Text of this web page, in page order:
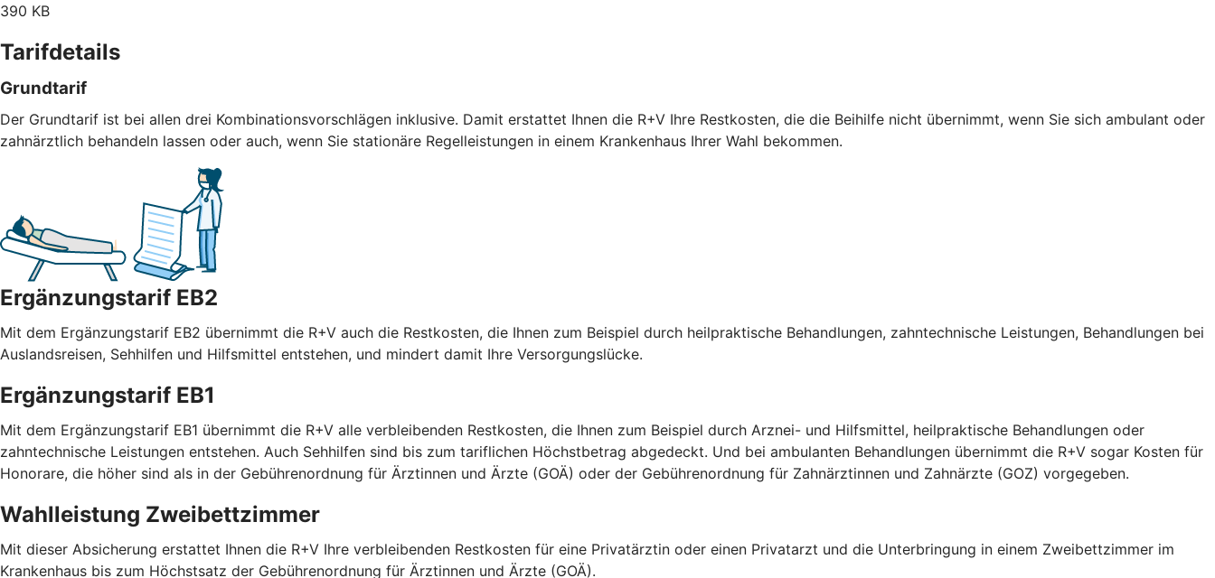
390 KB
Tarifdetails
Grundtarif
Der Grundtarif ist bei allen drei Kombinationsvorschlägen inklusive. Damit erstattet Ihnen die R+V Ihre Restkosten, die die Beihilfe nicht übernimmt, wenn Sie sich ambulant oder
zahnärztlich behandeln lassen oder auch, wenn Sie stationäre Regelleistungen in einem Krankenhaus Ihrer Wahl bekommen.
Ergänzungstarif EB2
Mit dem Ergänzungstarif EB2 übernimmt die R+V auch die Restkosten, die Ihnen zum Beispiel durch heilpraktische Behandlungen, zahntechnische Leistungen, Behandlungen bei
Auslandsreisen, Sehhilfen und Hilfsmittel entstehen, und mindert damit Ihre Versorgungslücke.
Ergänzungstarif EB1
Mit dem Ergänzungstarif EB1 übernimmt die R+V alle verbleibenden Restkosten, die Ihnen zum Beispiel durch Arznei- und Hilfsmittel, heilpraktische Behandlungen oder
zahntechnische Leistungen entstehen. Auch Sehhilfen sind bis zum tariflichen Höchstbetrag abgedeckt. Und bei ambulanten Behandlungen übernimmt die R+V sogar Kosten für
Honorare, die höher sind als in der Gebührenordnung für Ärztinnen und Ärzte (GOÄ) oder der Gebührenordnung für Zahnärztinnen und Zahnärzte (GOZ) vorgegeben.
Wahlleistung Zweibettzimmer
Mit dieser Absicherung erstattet Ihnen die R+V Ihre verbleibenden Restkosten für eine Privatärztin oder einen Privatarzt und die Unterbringung in einem Zweibettzimmer im
Krankenhaus bis zum Höchstsatz der Gebührenordnung für Ärztinnen und Ärzte (GOÄ).